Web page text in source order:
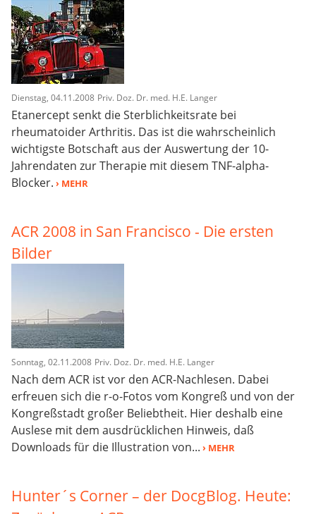
Dienstag, 04.11.2008 Priv. Doz. Dr. med. H.E. Langer
Etanercept senkt die Sterblichkeitsrate bei
rheumatoider Arthritis. Das ist die wahrscheinlich
wichtigste Botschaft aus der Auswertung der 10-
Jahrendaten zur Therapie mit diesem TNF-alpha-
Blocker. › MEHR
ACR 2008 in San Francisco - Die ersten
Bilder
Sonntag, 02.11.2008 Priv. Doz. Dr. med. H.E. Langer
Nach dem ACR ist vor den ACR-Nachlesen. Dabei
erfreuen sich die r-o-Fotos vom Kongreß und von der
Kongreßstadt großer Beliebtheit. Hier deshalb eine
Auslese mit dem ausdrücklichen Hinweis, daß
Downloads für die Illustration von... › MEHR
Hunter´s Corner – der DocgBlog. Heute: